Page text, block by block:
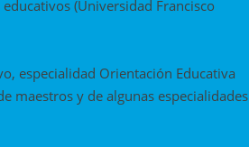
(Universidad Francisco
especialidad Orientación Educativa
maestros y de algunas especialidades